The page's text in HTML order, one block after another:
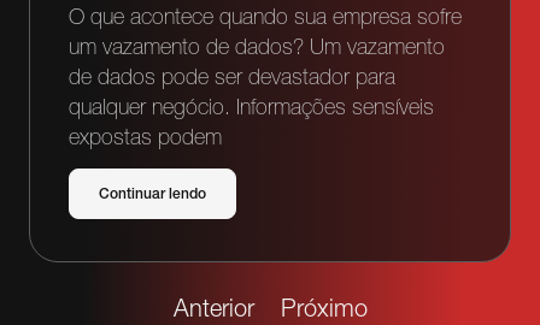
O que acontece quando sua empresa sofre
um vazamento de dados? Um vazamento
de dados pode ser devastador para
qualquer negócio. Informações sensíveis
expostas podem
Continuar lendo
Anterior Próximo